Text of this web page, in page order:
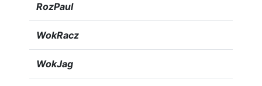
RozPaul
WokRacz
WokJag